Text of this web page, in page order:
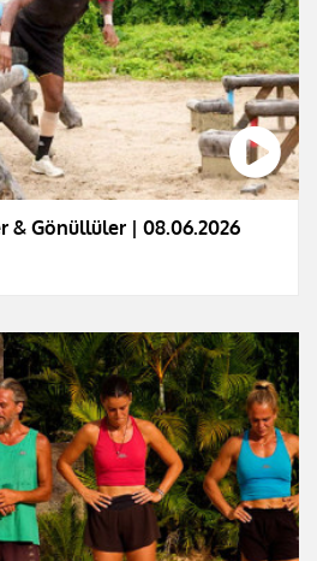
& Gönüllüler | 08.06.2026